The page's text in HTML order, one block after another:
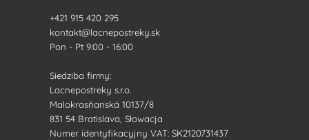
+421 915 420 295
kontakt@lacnepostreky.sk
Pon - Pt 9:00 - 16:00
Siedziba firmy:
Lacnepostreky s.r.o.
Malokrasňanská 10137/8
831 54 Bratislava, Słowacja
Numer identyfikacyjny VAT: SK2120731437